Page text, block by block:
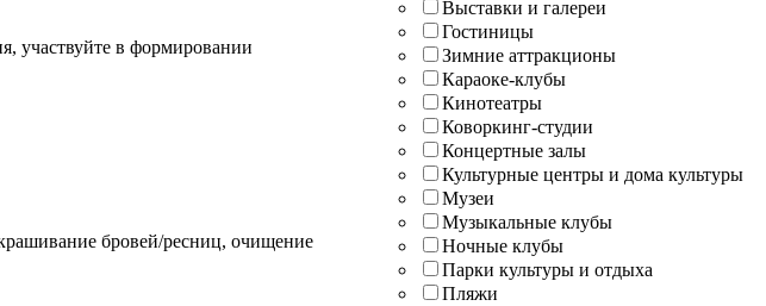
Выставки и галереи
Гостиницы
Зимние аттракционы
Караоке-клубы
Кинотеатры
Коворкинг-студии
Концертные залы
Культурные центры и дома культуры
Музеи
Музыкальные клубы
Ночные клубы
Парки культуры и отдыха
Пляжи
участвуйте в формировании
бровей/ресниц, очищение